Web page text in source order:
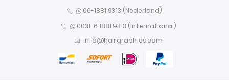
06-1881 9313 (Nederland)
0031-6 1881 9313 (International)
info@hairgraphics.com